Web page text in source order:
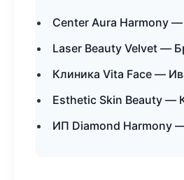
Center Aura Harmony
Laser Beauty Velvet —
Клиника Vita Face —
Esthetic Skin Beauty —
ИП Diamond Harmony